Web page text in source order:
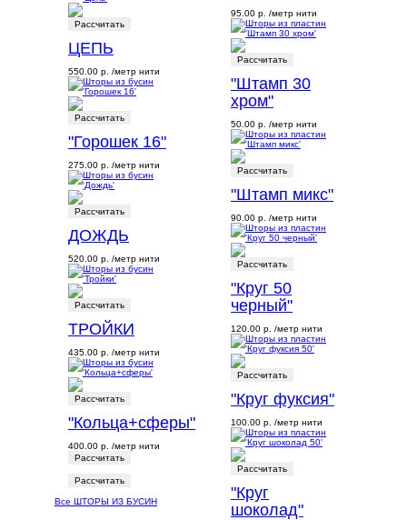
Рассчитать
ЦЕПЬ
550.00 р. /метр нити
Рассчитать
"Горошек 16"
275.00 р. /метр нити
Рассчитать
ДОЖДЬ
520.00 р. /метр нити
Рассчитать
ТРОЙКИ
435.00 р. /метр нити
Рассчитать
"Кольца+сферы"
400.00 р. /метр нити
Рассчитать
Рассчитать
Все ШТОРЫ ИЗ БУСИН
95.00 р. /метр нити
Рассчитать
"Штамп 30
хром"
50.00 р. /метр нити
Рассчитать
"Штамп микс"
90.00 р. /метр нити
Рассчитать
"Круг 50
черный"
120.00 р. /метр нити
Рассчитать
"Круг фуксия"
100.00 р. /метр нити
Рассчитать
"Круг
шоколад"